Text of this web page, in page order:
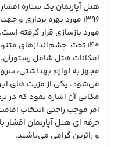
۱۴۰ تخت، چشم‌اندازهای
امکانات هتل شامل رستوران،
مجهز به لوازم بهداشتی،
می‌شود. یکی از مزیت های
مکانی آن اشاره نمود که در
امر موجب راحتی انتخاب
حرفه ای هتل آپارتمان افشار
و زائرین گرامی می‌باشند.